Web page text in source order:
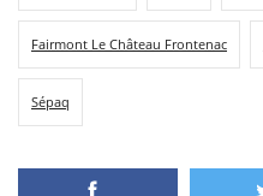
Fairmont Le Château Frontenac
Sépaq